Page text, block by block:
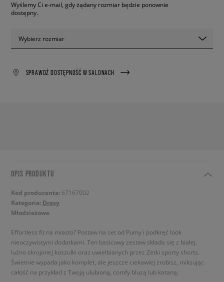
Wyślemy Ci e-mail, gdy żądany rozmiar będzie ponownie
dostępny.
Wybierz rozmiar
SPRAWDŹ DOSTĘPNOŚĆ W SALONACH
OPIS PRODUKTU
Kod producenta: 67167002
Kategoria: Dresy
Młodzieżowe
Effortless fit na miasto? Postaw na set od Pumy i podkręć look
nieoczywistymi dodatkami. Ten basicowy zestaw składa się z białej,
luźno skrojonej koszulki oraz uwielbianych przez Zetki sporty shorts.
Świetnie wypada jako komplet, ale jeszcze ciekawiej zrobisz, miksując
całość na przykład z Twoją ulubioną, comfy bluzą lub kataną.